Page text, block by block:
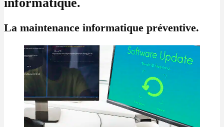
La maintenance informatique préventive.